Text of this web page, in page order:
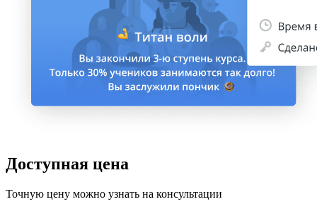
Доступная цена
Точную цену можно узнать на консультации